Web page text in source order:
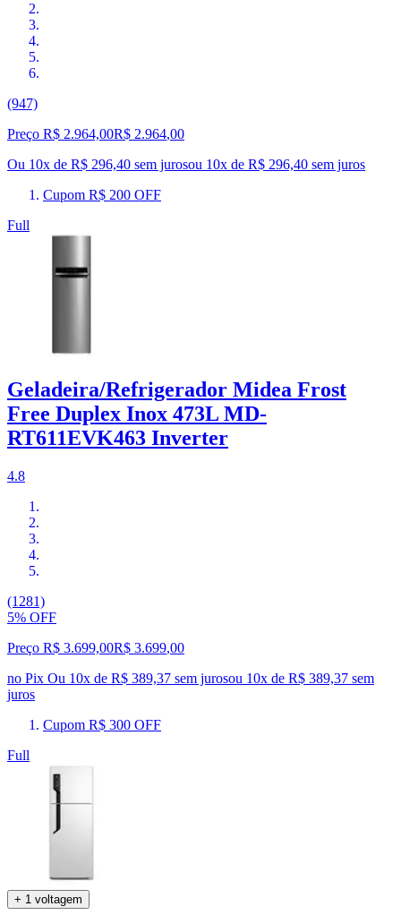
(947)
Preço R$ 2.964,00R$ 2.964,00
Ou 10x de R$ 296,40 sem jurosou 10x de R$ 296,40 sem juros
Cupom R$ 200 OFF
Full
Geladeira/Refrigerador Midea Frost
Free Duplex Inox 473L MD-
RT611EVK463 Inverter
4.8
(1281)
5% OFF
Preço R$ 3.699,00R$ 3.699,00
no Pix Ou 10x de R$ 389,37 sem jurosou 10x de R$ 389,37 sem
juros
Cupom R$ 300 OFF
Full
+ 1 voltagem